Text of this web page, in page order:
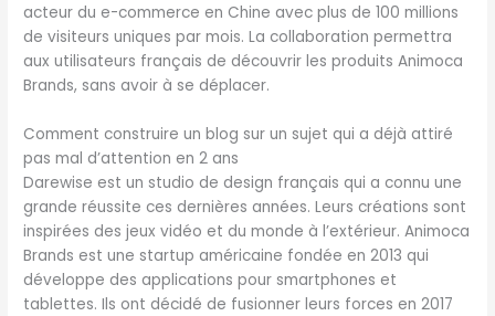
acteur du e-commerce en Chine avec plus de 100 millions
de visiteurs uniques par mois. La collaboration permettra
aux utilisateurs français de découvrir les produits Animoca
Brands, sans avoir à se déplacer.
Comment construire un blog sur un sujet qui a déjà attiré
pas mal d’attention en 2 ans
Darewise est un studio de design français qui a connu une
grande réussite ces dernières années. Leurs créations sont
inspirées des jeux vidéo et du monde à l’extérieur. Animoca
Brands est une startup américaine fondée en 2013 qui
développe des applications pour smartphones et
tablettes. Ils ont décidé de fusionner leurs forces en 2017